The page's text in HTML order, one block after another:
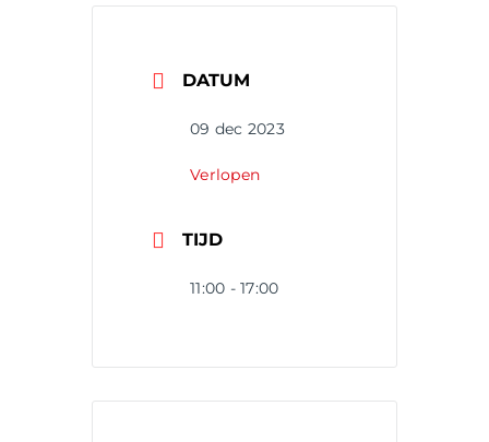
DATUM
09 dec 2023
Verlopen
TIJD
11:00 - 17:00